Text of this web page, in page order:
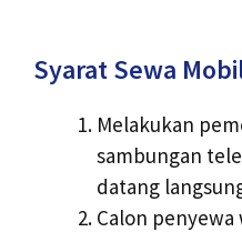
Syarat Sewa
Melakukan
sambungan
datang
Calon